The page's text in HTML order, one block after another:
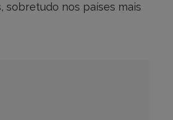
sobretudo nos países mais